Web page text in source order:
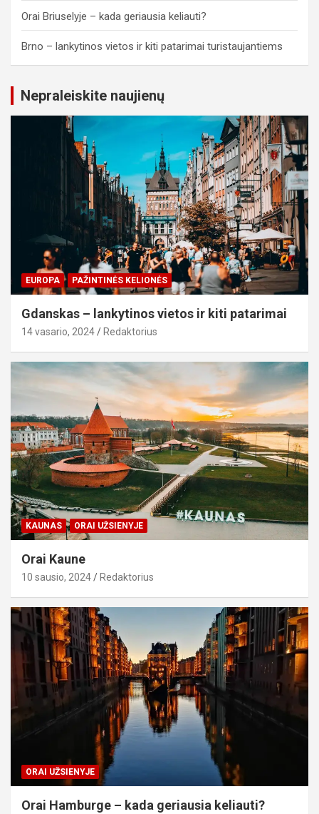
Orai Briuselyje – kada geriausia keliauti?
Brno – lankytinos vietos ir kiti patarimai turistaujantiems
Nepraleiskite naujienų
EUROPA PAŽINTINĖS KELIONĖS
Gdanskas – lankytinos vietos ir kiti patarimai
14 vasario, 2024 Redaktorius
KAUNAS ORAI UŽSIENYJE
Orai Kaune
10 sausio, 2024 Redaktorius
ORAI UŽSIENYJE
Orai Hamburge – kada geriausia keliauti?